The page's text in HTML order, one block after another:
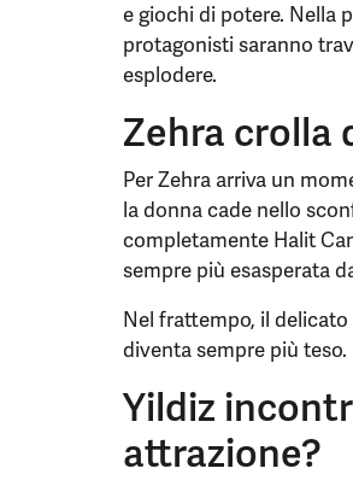
e giochi di potere. Nella
protagonisti saranno
esplodere.
Zehra crolla
Per Zehra arriva un
la donna cade nello
completamente Halit
sempre più esasperata
Nel frattempo, il
diventa sempre più teso.
Yildiz
attrazione?